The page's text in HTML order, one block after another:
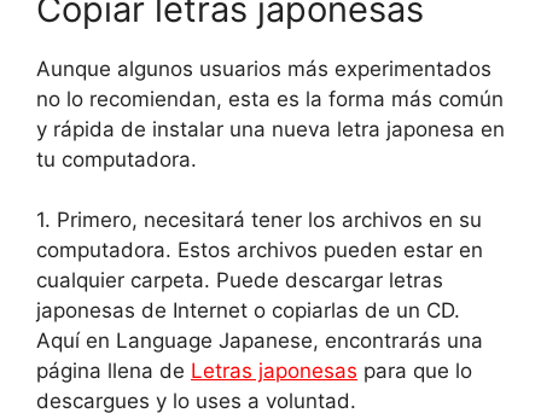
Copiar letras japonesas
Aunque algunos usuarios más experimentados
no lo recomiendan, esta es la forma más común
y rápida de instalar una nueva letra japonesa en
tu computadora.
1. Primero, necesitará tener los archivos en su
computadora. Estos archivos pueden estar en
cualquier carpeta. Puede descargar letras
japonesas de Internet o copiarlas de un CD.
Aquí en Language Japanese, encontrarás una
página llena de Letras japonesas para que lo
descargues y lo uses a voluntad.